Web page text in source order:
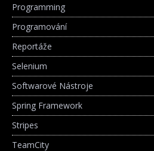
Programming
Programování
Reportáže
Selenium
Softwarové Nástroje
Spring Framework
Stripes
TeamCity